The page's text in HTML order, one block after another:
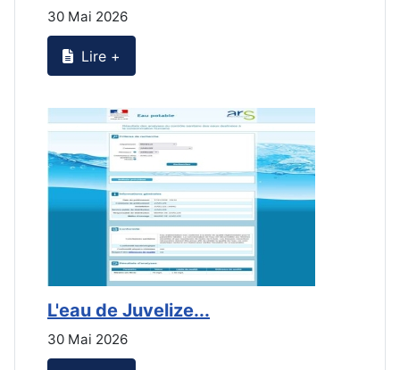
30 Mai 2026
Lire +
L'eau de Juvelize...
30 Mai 2026